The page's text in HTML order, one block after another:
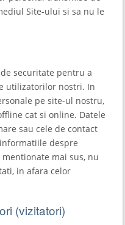
Site-ului si sa nu le
securitate pentru a
utilizatorilor nostri. In
pe site-ul nostru,
cat si online. Datele
sau cele de contact
despre
mai sus, nu
in afara celor
(vizitatori)